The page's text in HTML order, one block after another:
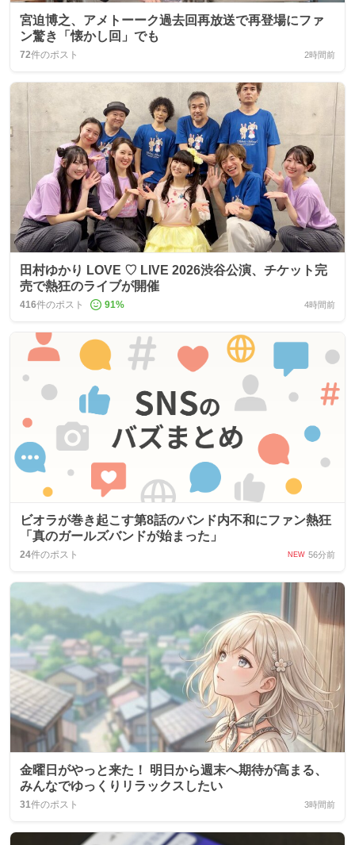
宮迫博之、アメトーーク過去回再放送で再登場にファ
ン驚き「懐かし回」でも
72件のポスト 2時間前
田村ゆかり LOVE ♡ LIVE 2026渋谷公演、チケット完
売で熱狂のライブが開催
416件のポスト 91% 4時間前
ビオラが巻き起こす第8話のバンド内不和にファン熱狂
「真のガールズバンドが始まった」
24件のポスト NEW 56分前
金曜日がやっと来た！ 明日から週末へ期待が高まる、
みんなでゆっくりリラックスしたい
31件のポスト 3時間前